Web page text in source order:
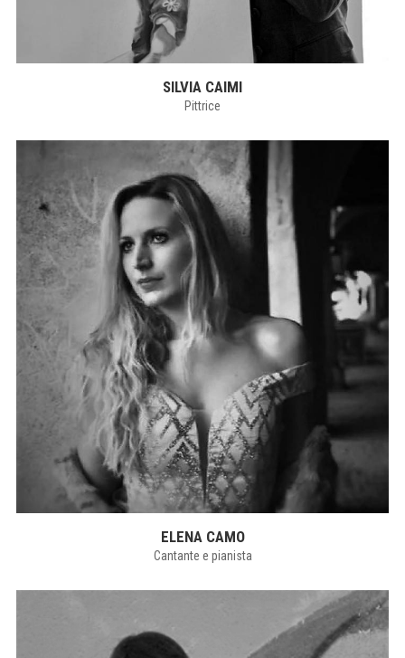
SILVIA CAIMI
Pittrice
ELENA CAMO
Cantante e pianista